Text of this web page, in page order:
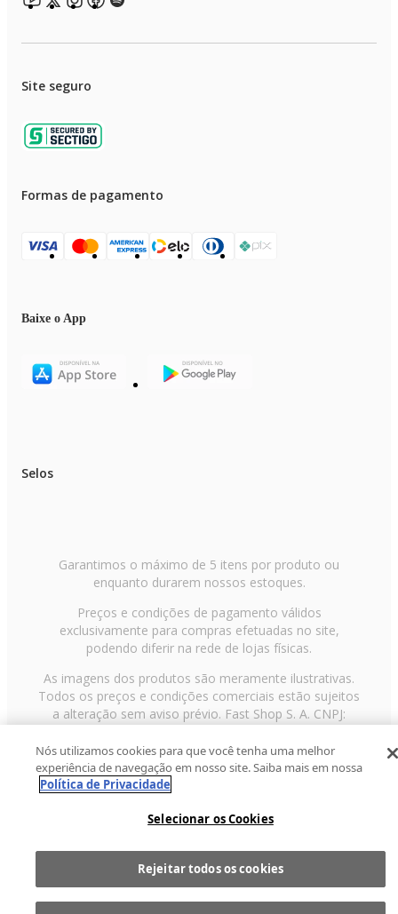
Site seguro
Formas de pagamento
Baixe o App
Selos
Garantimos o máximo de 5 itens por produto ou
enquanto durarem nossos estoques.
Preços e condições de pagamento válidos
exclusivamente para compras efetuadas no site,
podendo diferir na rede de lojas físicas.
As imagens dos produtos são meramente ilustrativas.
Todos os preços e condições comerciais estão sujeitos
a alteração sem aviso prévio. Fast Shop S. A. CNPJ:
Avenida Zaki Narchi, nº 1650, sobreloja, Carandiru, São
Paulo/SP, CEP 02029-001, Telefone: 11 3003-3728 ©
2013 Fast Shop - Todos os direitos reservados
Nós utilizamos cookies para que você tenha uma melhor
experiência de navegação em nosso site. Saiba mais em nossa
Política de Privacidade
Selecionar os Cookies
Rejeitar todos os cookies